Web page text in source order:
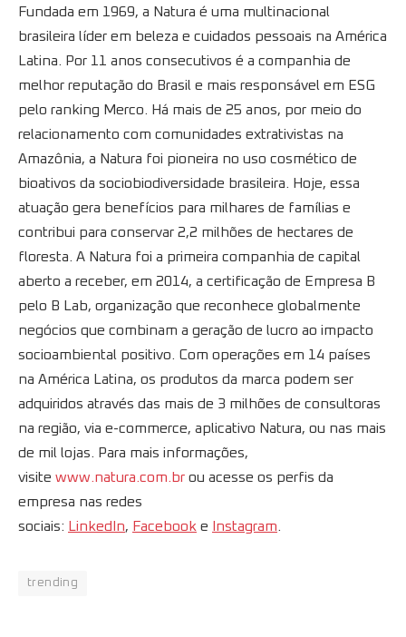
Fundada em 1969, a Natura é uma multinacional
brasileira líder em beleza e cuidados pessoais na América
Latina. Por 11 anos consecutivos é a companhia de
melhor reputação do Brasil e mais responsável em ESG
pelo ranking Merco. Há mais de 25 anos, por meio do
relacionamento com comunidades extrativistas na
Amazônia, a Natura foi pioneira no uso cosmético de
bioativos da sociobiodiversidade brasileira. Hoje, essa
atuação gera benefícios para milhares de famílias e
contribui para conservar 2,2 milhões de hectares de
floresta. A Natura foi a primeira companhia de capital
aberto a receber, em 2014, a certificação de Empresa B
pelo B Lab, organização que reconhece globalmente
negócios que combinam a geração de lucro ao impacto
socioambiental positivo. Com operações em 14 países
na América Latina, os produtos da marca podem ser
adquiridos através das mais de 3 milhões de consultoras
na região, via e-commerce, aplicativo Natura, ou nas mais
de mil lojas. Para mais informações,
visite www.natura.com.br ou acesse os perfis da
empresa nas redes
sociais: LinkedIn, Facebook e Instagram.
trending